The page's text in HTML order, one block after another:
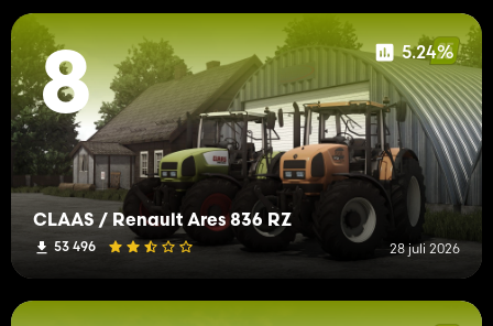
8 5.24%
CLAAS / Renault Ares 836 RZ
53 496 28 juli 2026